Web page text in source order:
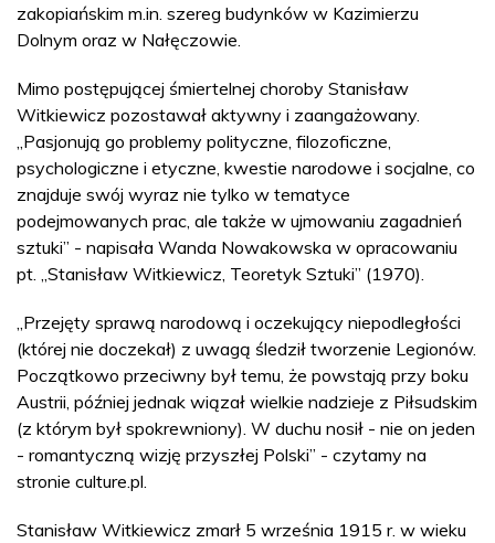
zakopiańskim m.in. szereg budynków w Kazimierzu
Dolnym oraz w Nałęczowie.
Mimo postępującej śmiertelnej choroby Stanisław
Witkiewicz pozostawał aktywny i zaangażowany.
„Pasjonują go problemy polityczne, filozoficzne,
psychologiczne i etyczne, kwestie narodowe i socjalne, co
znajduje swój wyraz nie tylko w tematyce
podejmowanych prac, ale także w ujmowaniu zagadnień
sztuki” - napisała Wanda Nowakowska w opracowaniu
pt. „Stanisław Witkiewicz, Teoretyk Sztuki” (1970).
„Przejęty sprawą narodową i oczekujący niepodległości
(której nie doczekał) z uwagą śledził tworzenie Legionów.
Początkowo przeciwny był temu, że powstają przy boku
Austrii, później jednak wiązał wielkie nadzieje z Piłsudskim
(z którym był spokrewniony). W duchu nosił - nie on jeden
- romantyczną wizję przyszłej Polski” - czytamy na
stronie culture.pl.
Stanisław Witkiewicz zmarł 5 września 1915 r. w wieku